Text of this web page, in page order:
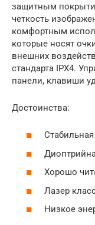
защитным
четкость
комфортным
которые носят
внешних
стандарта IPX4.
панели, клавиши
Достоинства:
Хорошо
Лазер
Низкое